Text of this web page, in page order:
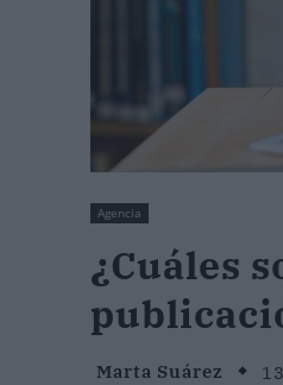
Agencia
¿Cuáles
Marta Suárez